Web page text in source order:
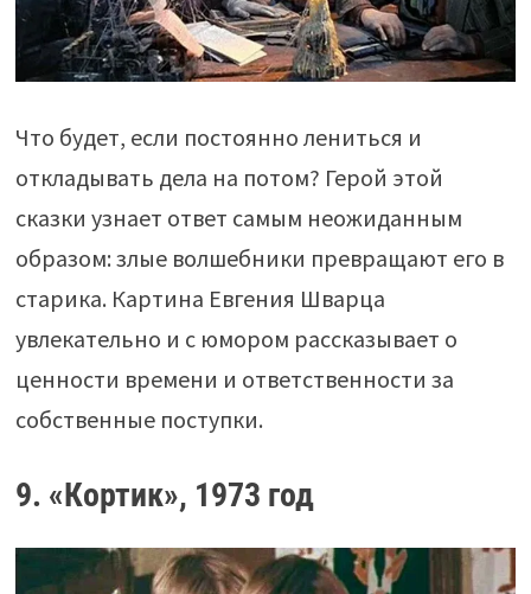
Что будет, если постоянно лениться и
откладывать дела на потом? Герой этой
сказки узнает ответ самым неожиданным
образом: злые волшебники превращают его в
старика. Картина Евгения Шварца
увлекательно и с юмором рассказывает о
ценности времени и ответственности за
собственные поступки.
9. «Кортик», 1973 год